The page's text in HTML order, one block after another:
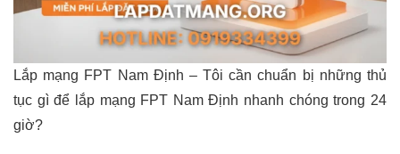
Lắp mạng FPT Nam Định – Tôi cần chuẩn bị những thủ
tục gì để lắp mạng FPT Nam Định nhanh chóng trong 24
giờ?